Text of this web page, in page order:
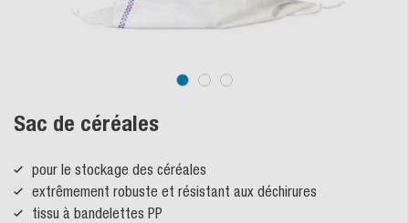
Sac de céréales
pour le stockage des céréales
extrêmement robuste et résistant aux déchirures
tissu à bandelettes PP